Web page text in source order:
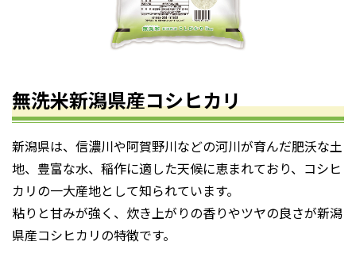
無洗米新潟県産コシヒカリ
新潟県は、信濃川や阿賀野川などの河川が育んだ肥沃な土
地、豊富な水、稲作に適した天候に恵まれており、コシヒ
カリの一大産地として知られています。
粘りと甘みが強く、炊き上がりの香りやツヤの良さが新潟
県産コシヒカリの特徴です。